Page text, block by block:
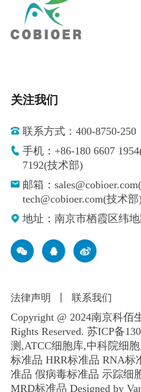
关注我们
联系方式：400-8750-250
手机：+86-180 6607
7192(技术部)
邮箱：
tech@cobioer.com(技术部
地址：南京市栖霞区纬
法律声明 联系我们
Copyright @ 2024南京科
Rights Reserved. 苏ICP备
测,ATCC细胞库,中科院细
标准品 HRR标准品 RNA
准品 假病毒标准品 示踪细
MRD标准品 Designed by